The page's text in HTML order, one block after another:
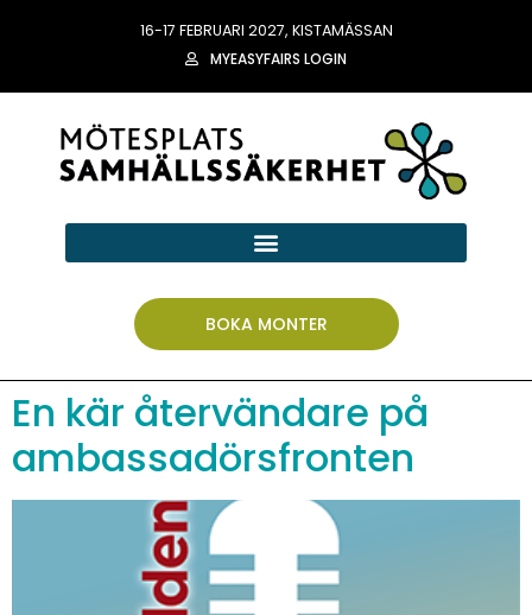
16-17 FEBRUARI 2027, KISTAMÄSSAN
MYEASYFAIRS LOGIN
BOKA MONTER
En kär återvändare på
ambassadörsfronten